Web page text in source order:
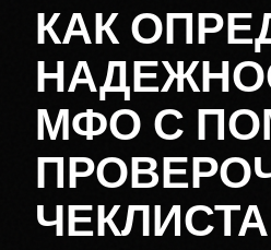
КАК
МФО С
ЧЕКЛИСТА